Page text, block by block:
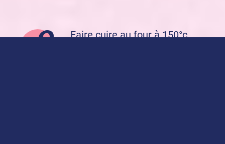
Faire cuire au four à 150°c